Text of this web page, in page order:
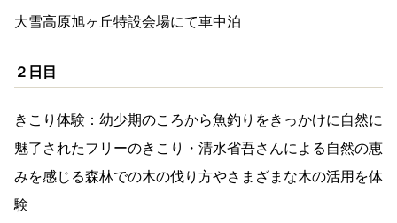
大雪高原旭ヶ丘特設会場にて車中泊
２日目
きこり体験：幼少期のころから魚釣りをきっかけに自然に
魅了されたフリーのきこり・清水省吾さんによる自然の恵
みを感じる森林での木の伐り方やさまざまな木の活用を体
験